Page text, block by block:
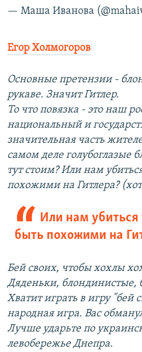
— Маша Иванова
Егор Холмогоров
Основные претензии -
рукаве. Значит Гитлер.
То что повязка - это наш
национальный и
значительная часть
самом деле голубоглазые
тут стоим? Или нам
похожими на Гитлера?
Или нам убиться
быть похожими на
Бей своих, чтобы хохлы
Дяденьки, блондинистые,
Хватит играть в игру "бей
народная игра. Вас
Лучше ударьте по
левобережье Днепра.